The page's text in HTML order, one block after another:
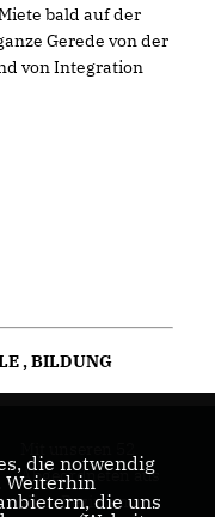
bald auf der
Gerede von der
von Integration
,BILDUNG
Abgeordneten aus
allen Bezirken
die notwendig
Weiterhin
die uns